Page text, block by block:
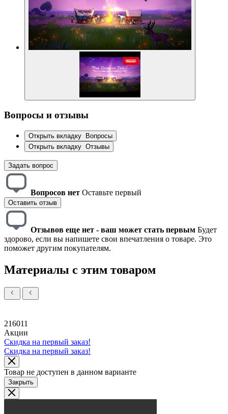
Вопросы и отзывы
Открыть вкладку
Вопросы
Открыть вкладку Отзывы
Задать вопрос
Вопросов нет Оставьте первый
Оставить отзыв
Отзывов еще нет - ваш может стать первым Будет
здорово, если вы напишете свои впечатления о товаре. Это
поможет другим покупателям.
Материалы с этим товаром
216011
Акции
Скидка на первый заказ!
Скидка на первый заказ!
Товар не доступен в данном варианте
Закрыть